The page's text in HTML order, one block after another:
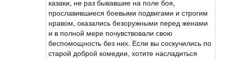
казаки, не раз бывавшие на поле боя,
прославившиеся боевыми подвигами и строгим
нравом, оказались безоружными перед женами
и в полной мере почувствовали свою
беспомощность без них. Если вы соскучились по
старой доброй комедии, хотите насладиться